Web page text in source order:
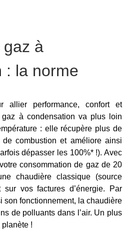
gaz à
: la norme
allier performance, confort et
à condensation va plus loin
: elle récupère plus de
combustion et améliore ainsi
dépasser les 100%* !). Avec
consommation de gaz de 20
chaudière classique (source
vos factures d’énergie. Par
son fonctionnement, la chaudière
de polluants dans l’air. Un plus
planète !